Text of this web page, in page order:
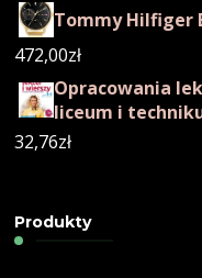
Tommy Hilfiger
472,00zł
Opracowania
liceum i
32,76zł
Produkty